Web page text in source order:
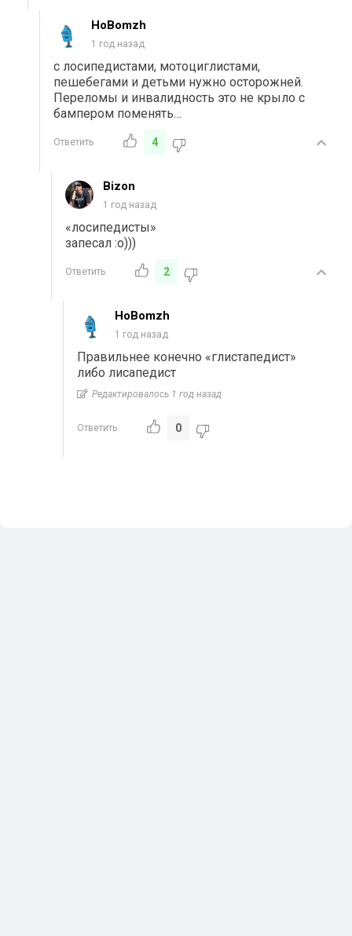
HoBomzh
1 год назад
с лосипедистами, мотоциглистами,
пешебегами и детьми нужно осторожней.
Переломы и инвалидность это не крыло с
бампером поменять…
Ответить 4
Bizon
1 год назад
«лосипедисты»
запесал :о)))
Ответить 2
HoBomzh
1 год назад
Правильнее конечно «глистапедист»
либо лисапедист
Редактировалось 1 год назад
Ответить 0